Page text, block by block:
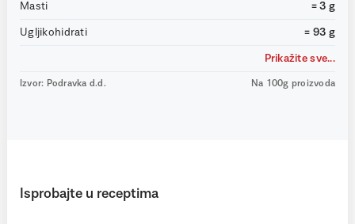
Masti = 3 g
Ugljikohidrati = 93 g
Prikažite sve...
Izvor: Podravka d.d. Na 100g proizvoda
Isprobajte u receptima